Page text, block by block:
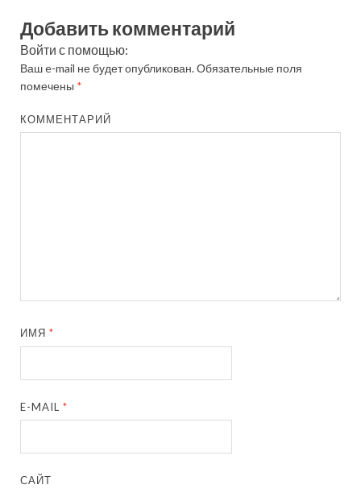
Добавить комментарий
Войти с помощью:
Ваш e-mail не будет опубликован.Обязательные поля
помечены *
КОММЕНТАРИЙ
ИМЯ*
E-MAIL*
САЙТ